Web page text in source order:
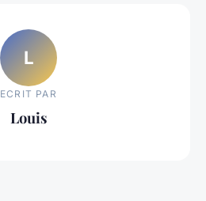
L
ECRIT PAR
Louis